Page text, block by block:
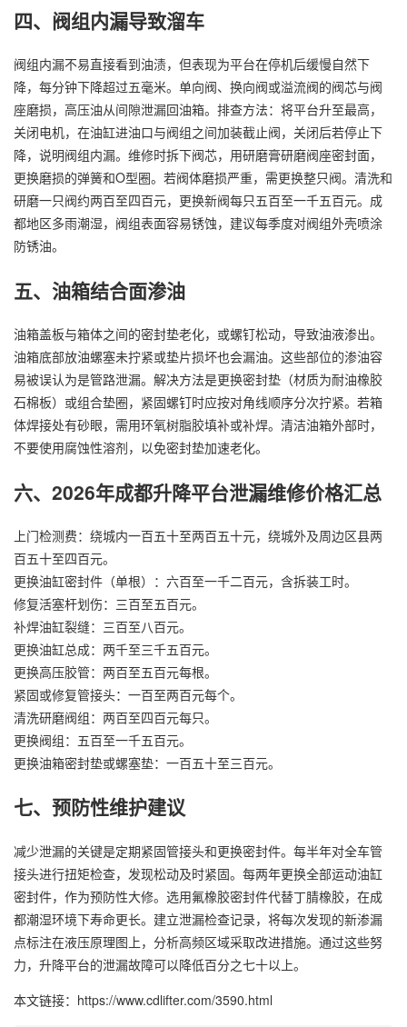
四、阀组内漏导致溜车
阀组内漏不易直接看到油渍，但表现为平台在停机后缓慢自然下
降，每分钟下降超过五毫米。单向阀、换向阀或溢流阀的阀芯与阀
座磨损，高压油从间隙泄漏回油箱。排查方法：将平台升至最高，
关闭电机，在油缸进油口与阀组之间加装截止阀，关闭后若停止下
降，说明阀组内漏。维修时拆下阀芯，用研磨膏研磨阀座密封面，
更换磨损的弹簧和O型圈。若阀体磨损严重，需更换整只阀。清洗和
研磨一只阀约两百至四百元，更换新阀每只五百至一千五百元。成
都地区多雨潮湿，阀组表面容易锈蚀，建议每季度对阀组外壳喷涂
防锈油。
五、油箱结合面渗油
油箱盖板与箱体之间的密封垫老化，或螺钉松动，导致油液渗出。
油箱底部放油螺塞未拧紧或垫片损坏也会漏油。这些部位的渗油容
易被误认为是管路泄漏。解决方法是更换密封垫（材质为耐油橡胶
石棉板）或组合垫圈，紧固螺钉时应按对角线顺序分次拧紧。若箱
体焊接处有砂眼，需用环氧树脂胶填补或补焊。清洁油箱外部时，
不要使用腐蚀性溶剂，以免密封垫加速老化。
六、2026年成都升降平台泄漏维修价格汇总
上门检测费：绕城内一百五十至两百五十元，绕城外及周边区县两
百五十至四百元。
更换油缸密封件（单根）：六百至一千二百元，含拆装工时。
修复活塞杆划伤：三百至五百元。
补焊油缸裂缝：三百至八百元。
更换油缸总成：两千至三千五百元。
更换高压胶管：两百至五百元每根。
紧固或修复管接头：一百至两百元每个。
清洗研磨阀组：两百至四百元每只。
更换阀组：五百至一千五百元。
更换油箱密封垫或螺塞垫：一百五十至三百元。
七、预防性维护建议
减少泄漏的关键是定期紧固管接头和更换密封件。每半年对全车管
接头进行扭矩检查，发现松动及时紧固。每两年更换全部运动油缸
密封件，作为预防性大修。选用氟橡胶密封件代替丁腈橡胶，在成
都潮湿环境下寿命更长。建立泄漏检查记录，将每次发现的新渗漏
点标注在液压原理图上，分析高频区域采取改进措施。通过这些努
力，升降平台的泄漏故障可以降低百分之七十以上。
本文链接：https://www.cdlifter.com/3590.html